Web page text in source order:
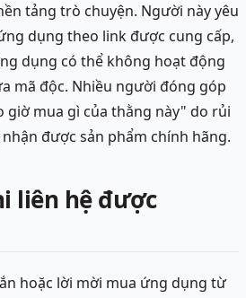
tảng trò chuyện. Người này yêu
dụng theo link được cung cấp,
dụng có thể không hoạt động
mã độc. Nhiều người đóng góp
giờ mua gì của thằng này" do rủi
được sản phẩm chính hãng.
liên hệ được
hoặc lời mời mua ứng dụng từ